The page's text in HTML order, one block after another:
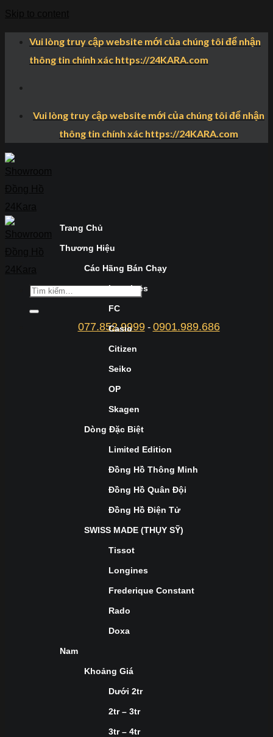
Vui lòng truy cập website mới của chúng tôi để nhận
thông tin chính xác https://24KARA.com
Vui lòng truy cập website mới của chúng tôi để nhận
thông tin chính xác https://24KARA.com
077.852.9999- 0901.989.686
Trang Chủ
Thương Hiệu
Các Hãng Bán Chạy
Longines
FC
Casio
Citizen
Seiko
OP
Skagen
Dòng Đặc Biệt
Limited Edition
Đồng Hồ Thông Minh
Đồng Hồ Quân Đội
Đồng Hồ Điện Tử
SWISS MADE (THỤY SỸ)
Tissot
Longines
Frederique Constant
Rado
Doxa
Nam
Khoảng Giá
Dưới 2tr
2tr – 3tr
3tr – 4tr